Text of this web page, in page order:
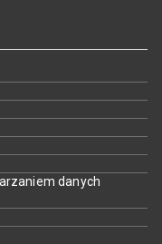
danych